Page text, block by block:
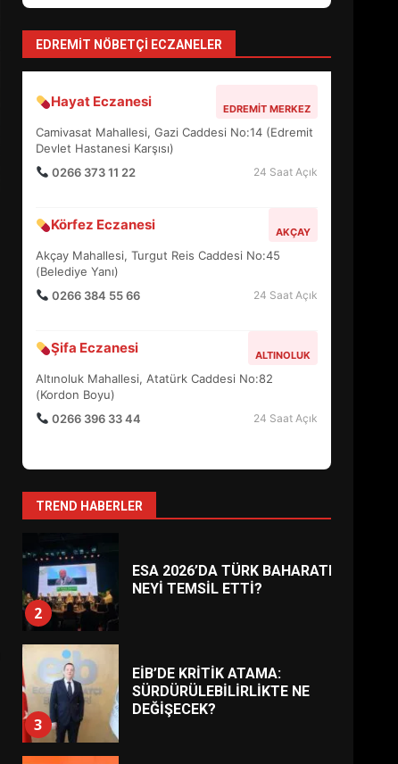
EDREMIT NÖBETÇI ECZANELER
Hayat Eczanesi EDREMIT MERKEZ
Camivasat Mahallesi, Gazi Caddesi No:14 (Edremit
Devlet Hastanesi Karşısı)
0266 373 11 22
24 Saat Açık
Körfez Eczanesi AKÇAY
Akçay Mahallesi, Turgut Reis Caddesi No:45
(Belediye Yanı)
0266 384 55 66
24 Saat Açık
Şifa Eczanesi ALTINOLUK
Altınoluk Mahallesi, Atatürk Caddesi No:82
(Kordon Boyu)
0266 396 33 44
24 Saat Açık
TREND HABERLER
5
SÜRE UZATILDI: NE DEĞİŞTİ?
6
TURNUVASI KAYITLARI NEYİ
DEĞİŞTİRİYOR?
7
BURHANİYE
BELEDİYESPOR’DA YENİ
YÖNETİM NASIL ŞEKİLLENDİ?
1
AYVALIK SU MİRASI İÇİN
HAREKETE GEÇİYOR: GÖZLER
BULUŞMADA
2
ESA 2026’DA TÜRK BAHARATI
3
EİB’DE KRİTİK ATAMA:
SÜRDÜRÜLEBİLİRLİKTE NE
4
EDREMİT’İN GURURU
TÜRKİYE FİNALİNDE NE
BAŞARDI?